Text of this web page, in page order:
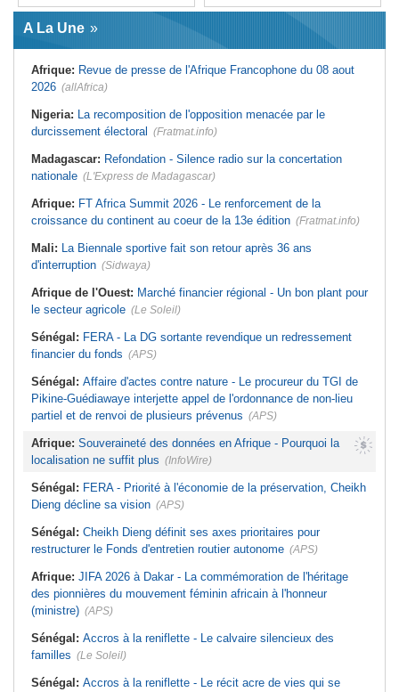
Afrique de l'Ouest:
financier régional - Un bon plant
revendique un redressement
financier du fonds
nature - Le procureur du TGI de
Pikine-Guédiawaye interjette appel
de l'ordonnance de non-lieu partiel et
Sénégal:FERA - Priorité à
l'économie de la préservation,
Cheikh Dieng décline sa vision
Sénégal:
Cheikh Dieng définit ses
axes prioritaires pour restructurer le
Fonds d'entretien routier autonome
d'Ivoire et l'Algérie
la finale
Afrique:Côte d'Ivoire - Algérie, un
Sénégal bat la Tunisie et prend le
quart
Tunisie:
interconnecté « One Health »
Tunisie:
les startups à l'international
A La Une
Afrique: Revue de presse de l'Afrique Francophone du 08 aout
2026 (allAfrica)
Nigeria: La recomposition de l'opposition menacée par le
durcissement électoral (Fratmat.info)
Madagascar: Refondation - Silence radio sur la concertation
nationale (L'Express de Madagascar)
Afrique: FT Africa Summit 2026 - Le renforcement de la
croissance du continent au coeur de la 13e édition (Fratmat.info)
Mali: La Biennale sportive fait son retour après 36 ans
d'interruption (Sidwaya)
Afrique de l'Ouest: Marché financier régional - Un bon plant pour
le secteur agricole (Le Soleil)
Sénégal: FERA - La DG sortante revendique un redressement
financier du fonds (APS)
Sénégal: Affaire d'actes contre nature - Le procureur du TGI de
Pikine-Guédiawaye interjette appel de l'ordonnance de non-lieu
partiel et de renvoi de plusieurs prévenus (APS)
Afrique: Souveraineté des données en Afrique - Pourquoi la
localisation ne suffit plus (InfoWire)
Sénégal: FERA - Priorité à l'économie de la préservation, Cheikh
Dieng décline sa vision (APS)
Sénégal: Cheikh Dieng définit ses axes prioritaires pour
restructurer le Fonds d'entretien routier autonome (APS)
Afrique: JIFA 2026 à Dakar - La commémoration de l'héritage
des pionnières du mouvement féminin africain à l'honneur
(ministre) (APS)
Sénégal: Accros à la reniflette - Le calvaire silencieux des
familles (Le Soleil)
Sénégal: Accros à la reniflette - Le récit acre de vies qui se